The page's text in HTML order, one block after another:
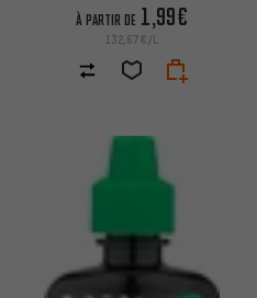
À PARTIR DE 1,99€
132,67€/L